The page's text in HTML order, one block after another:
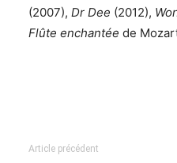
(2007), Dr Dee (2012),
Flûte enchantée de
Article précédent